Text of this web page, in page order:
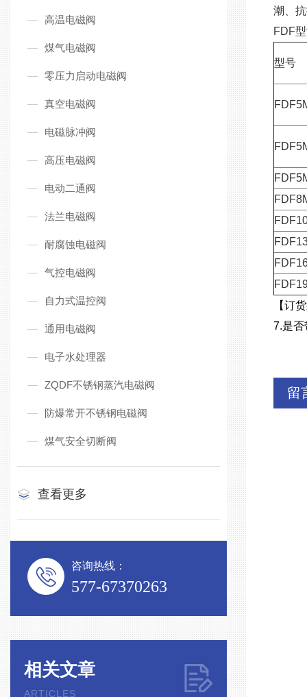
高温电磁阀
煤气电磁阀
零压力启动电磁阀
真空电磁阀
电磁脉冲阀
高压电磁阀
电动二通阀
法兰电磁阀
耐腐蚀电磁阀
气控电磁阀
自力式温控阀
通用电磁阀
电子水处理器
ZQDF不锈钢蒸汽电磁阀
防爆常开不锈钢电磁阀
煤气安全切断阀
查看更多
咨询热线：
577-67370263
相关文章
ARTICLES
潮、
FDF型
型号
【订
7.是否
留